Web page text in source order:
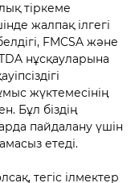
тіркеме
жалпақ ілгегі
FMCSA және
нұсқауларына
жүктемесінің
Бұл біздің
пайдалану үшін
етеді.
тегіс ілмектер